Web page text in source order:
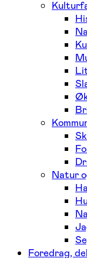
Natur
Foredrag,